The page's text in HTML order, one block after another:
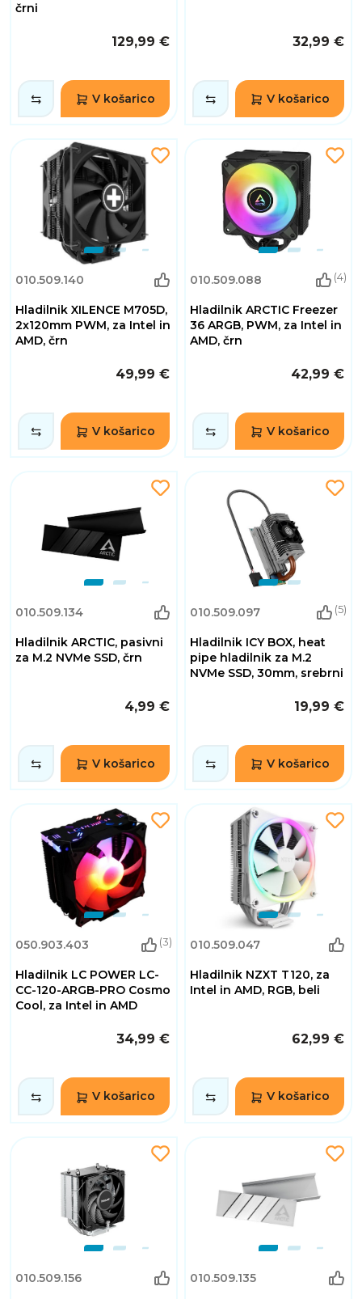
črni
129,99 €
V košarico
32,99 €
V košarico
010.509.140
Hladilnik XILENCE M705D,
2x120mm PWM, za Intel in
AMD, črn
49,99 €
V košarico
010.509.088 (4)
Hladilnik ARCTIC Freezer
36 ARGB, PWM, za Intel in
AMD, črn
42,99 €
V košarico
010.509.134
Hladilnik ARCTIC, pasivni
za M.2 NVMe SSD, črn
4,99 €
V košarico
010.509.097 (5)
Hladilnik ICY BOX, heat
pipe hladilnik za M.2
NVMe SSD, 30mm, srebrni
19,99 €
V košarico
050.903.403 (3)
Hladilnik LC POWER LC-
CC-120-ARGB-PRO Cosmo
Cool, za Intel in AMD
34,99 €
V košarico
010.509.047
Hladilnik NZXT T120, za
Intel in AMD, RGB, beli
62,99 €
V košarico
010.509.156 010.509.135